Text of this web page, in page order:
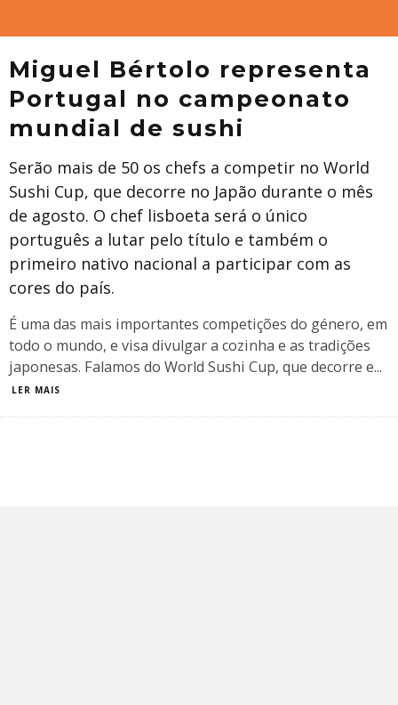
Miguel Bértolo representa
Portugal no campeonato
mundial de sushi
Serão mais de 50 os chefs a competir no World
Sushi Cup, que decorre no Japão durante o mês
de agosto. O chef lisboeta será o único
português a lutar pelo título e também o
primeiro nativo nacional a participar com as
cores do país.
É uma das mais importantes competições do género, em
todo o mundo, e visa divulgar a cozinha e as tradições
japonesas. Falamos do World Sushi Cup, que decorre e...
LER MAIS